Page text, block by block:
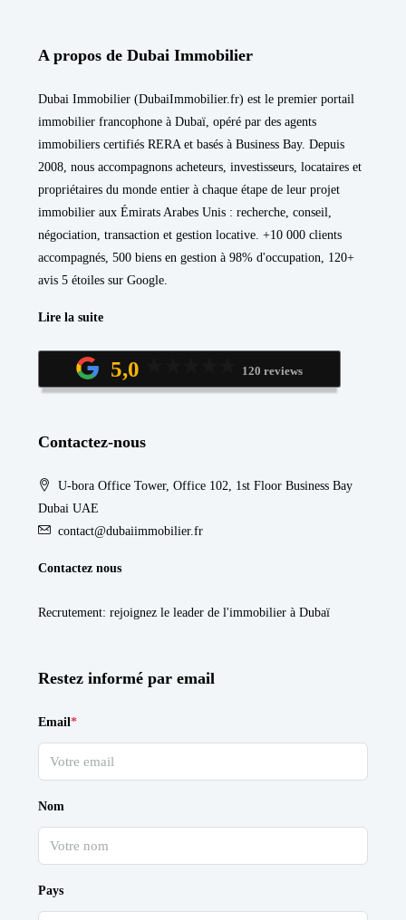
A propos de Dubai Immobilier
Dubai Immobilier (DubaiImmobilier.fr) est le premier portail
immobilier francophone à Dubaï, opéré par des agents
immobiliers certifiés RERA et basés à Business Bay. Depuis
2008, nous accompagnons acheteurs, investisseurs, locataires et
propriétaires du monde entier à chaque étape de leur projet
immobilier aux Émirats Arabes Unis : recherche, conseil,
négociation, transaction et gestion locative. +10 000 clients
accompagnés, 500 biens en gestion à 98% d'occupation, 120+
avis 5 étoiles sur Google.
Lire la suite
5,0 120 reviews
Contactez-nous
U-bora Office Tower, Office 102, 1st Floor Business Bay
Dubai UAE
contact@dubaiimmobilier.fr
Contactez nous
Recrutement: rejoignez le leader de l'immobilier à Dubaï
Restez informé par email
Email*
Nom
Pays